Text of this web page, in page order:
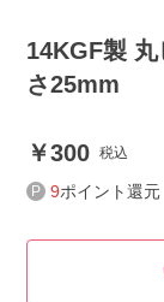
14KGF製
さ25mm
300 税込
9ポイント還元